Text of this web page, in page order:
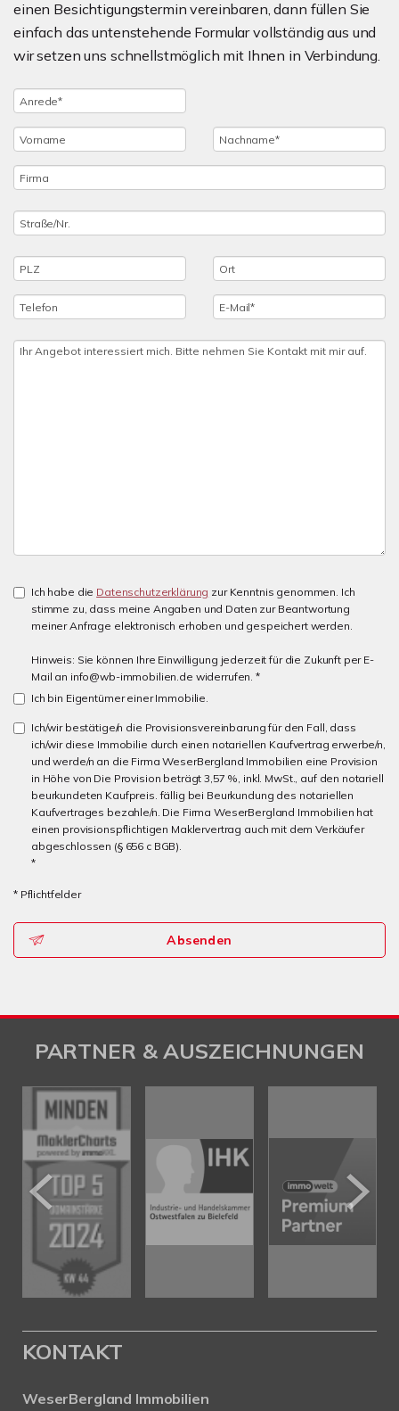
einen Besichtigungstermin vereinbaren, dann füllen Sie
einfach das untenstehende Formular vollständig aus und
wir setzen uns schnellstmöglich mit Ihnen in Verbindung.
Ich habe die Datenschutzerklärung zur Kenntnis genommen. Ich
stimme zu, dass meine Angaben und Daten zur Beantwortung
meiner Anfrage elektronisch erhoben und gespeichert werden.
Hinweis: Sie können Ihre Einwilligung jederzeit für die Zukunft per E-
Mail an info@wb-immobilien.de widerrufen. *
Ich bin Eigentümer einer Immobilie.
Ich/wir bestätige/n die Provisionsvereinbarung für den Fall, dass
ich/wir diese Immobilie durch einen notariellen Kaufvertrag erwerbe/n,
und werde/n an die Firma WeserBergland Immobilien eine Provision
in Höhe von Die Provision beträgt 3,57 %, inkl. MwSt., auf den notariell
beurkundeten Kaufpreis. fällig bei Beurkundung des notariellen
Kaufvertrages bezahle/n. Die Firma WeserBergland Immobilien hat
einen provisionspflichtigen Maklervertrag auch mit dem Verkäufer
abgeschlossen (§ 656 c BGB).
*
* Pflichtfelder
Absenden
PARTNER & AUSZEICHNUNGEN
KONTAKT
WeserBergland Immobilien